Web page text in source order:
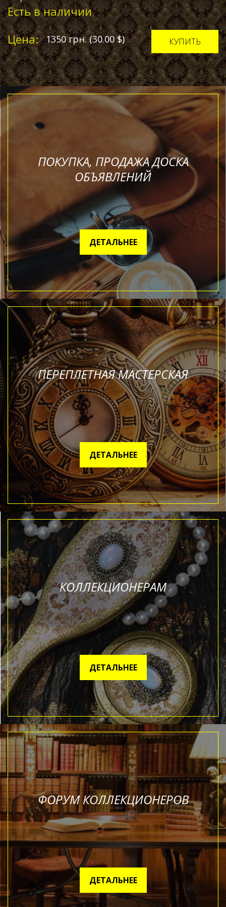
Есть в наличии
Цена:
1350 грн. (30.00$) КУПИТЬ
ПОКУПКА, ПРОДАЖА ДОСКА
ОБЪЯВЛЕНИЙ
ДЕТАЛЬНЕЕ
ПЕРЕПЛЕТНАЯ МАСТЕРСКАЯ
ДЕТАЛЬНЕЕ
КОЛЛЕКЦИОНЕРАМ
ДЕТАЛЬНЕЕ
ФОРУМ КОЛЛЕКЦИОНЕРОВ
ДЕТАЛЬНЕЕ